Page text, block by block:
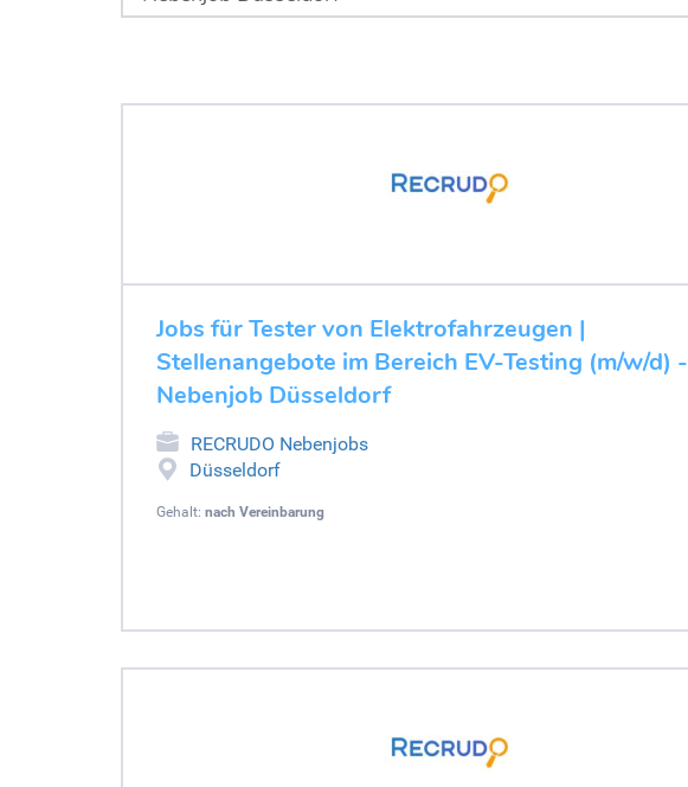
Jobs für Tester von Elektrofahrzeugen |
Stellenangebote im Bereich EV-Testing (m/w/d) -
Nebenjob Düsseldorf
RECRUDO Nebenjobs
Düsseldorf
Gehalt: nach Vereinbarung